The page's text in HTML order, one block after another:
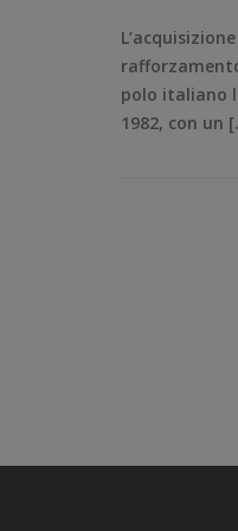
polo italiano
1982, con un